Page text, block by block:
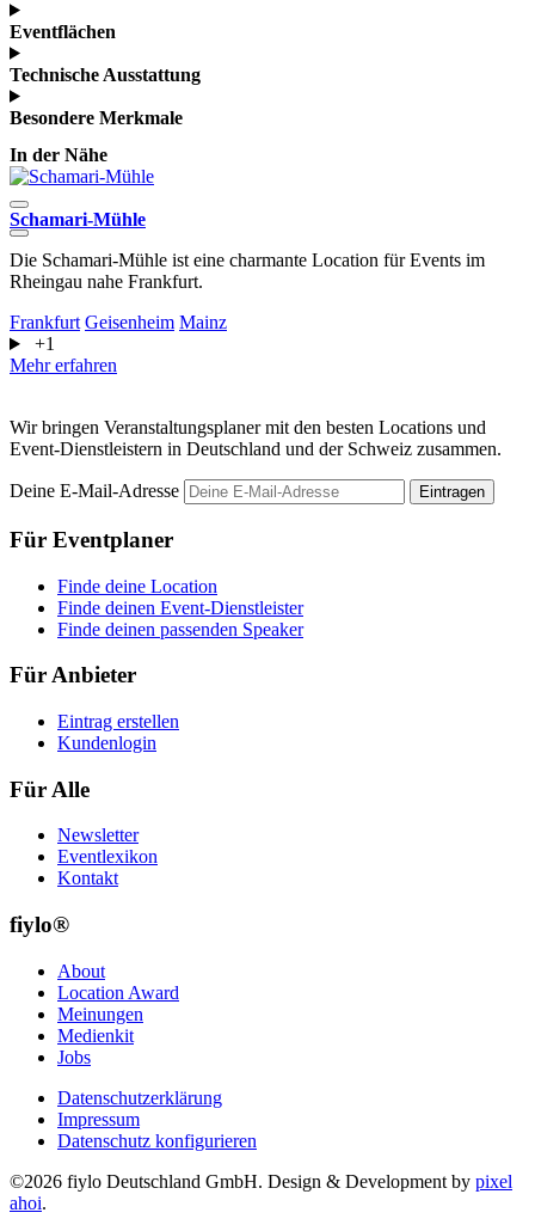
Eventflächen
Technische Ausstattung
Besondere Merkmale
In der Nähe
Schamari-Mühle
Die Schamari-Mühle ist eine charmante Location für Events im
Rheingau nahe Frankfurt.
Frankfurt Geisenheim Mainz
+1
Mehr erfahren
Wir bringen Veranstaltungsplaner mit den besten Locations und
Event-Dienstleistern in Deutschland und der Schweiz zusammen.
Deine E-Mail-Adresse Eintragen
Für Eventplaner
Finde deine Location
Finde deinen Event-Dienstleister
Finde deinen passenden Speaker
Für Anbieter
Eintrag erstellen
Kundenlogin
Für Alle
Newsletter
Eventlexikon
Kontakt
fiylo®
About
Location Award
Meinungen
Medienkit
Jobs
Datenschutzerklärung
Impressum
Datenschutz konfigurieren
©2026 fiylo Deutschland GmbH. Design & Development by pixel
ahoi.